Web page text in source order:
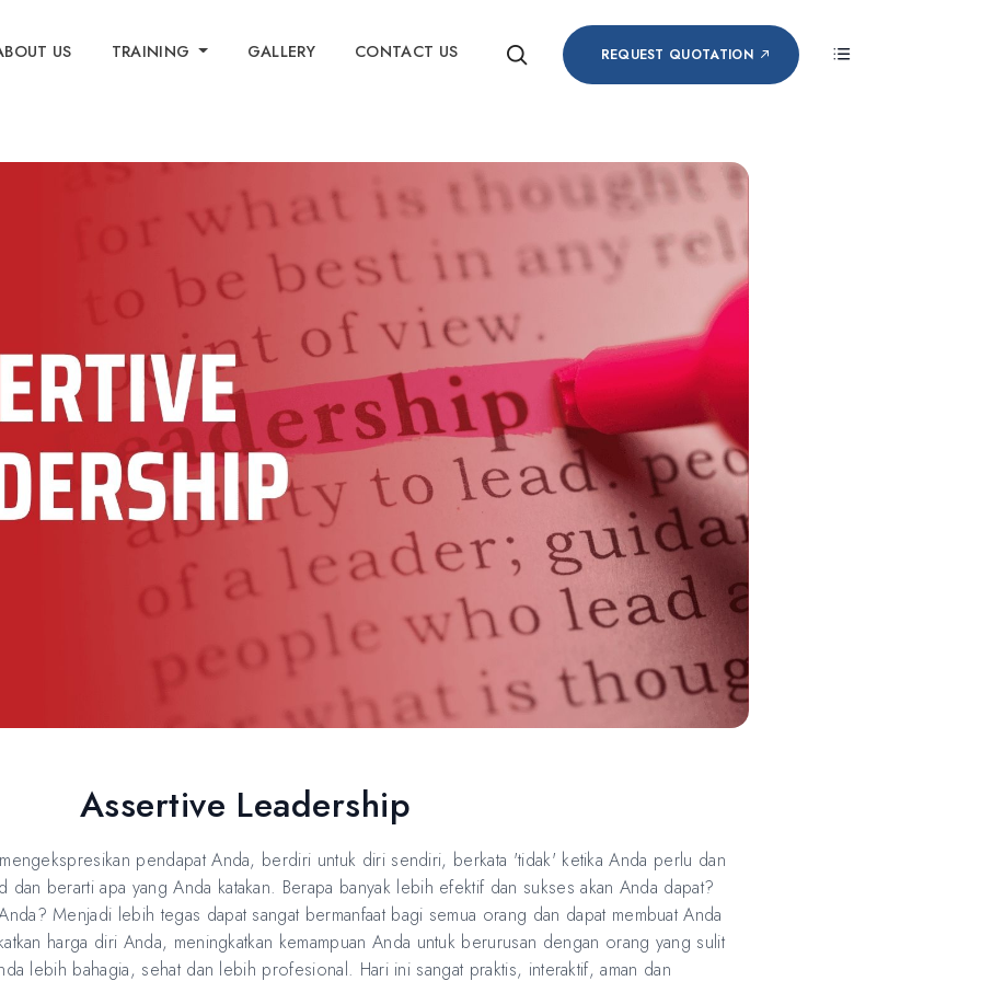
US TRAINING GALLERY CONTACT US REQUEST QUOTATION
Assertive Leadership
pendapat Anda, berdiri untuk diri sendiri, berkata 'tidak' ketika Anda perlu dan
dan berarti apa yang Anda katakan. Berapa banyak lebih efektif dan sukses akan Anda dapat?
Menjadi lebih tegas dapat sangat bermanfaat bagi semua orang dan dapat membuat Anda
harga diri Anda, meningkatkan kemampuan Anda untuk berurusan dengan orang yang sulit
lebih bahagia, sehat dan lebih profesional. Hari ini sangat praktis, interaktif, aman dan